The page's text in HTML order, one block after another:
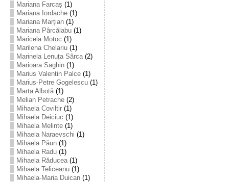
Mariana Farcaș (1)
Mariana Iordache(1)
Mariana Marțian(1)
Mariana Pârcălabu(1)
Maricela Motoc (1)
Marilena Chelariu(1)
Marinela Lenuța Sârca(2)
Marioara Saghin(1)
Marius Valentin Palce(1)
Marius-Petre Gogelescu(1)
Marta Albotă(1)
Melian Petrache(2)
Mihaela Coviltir(1)
Mihaela Deiciuc (1)
Mihaela Melinte(1)
Mihaela Naraevschi (1)
Mihaela Păun(1)
Mihaela Radu(1)
Mihaela Răducea(1)
Mihaela Teliceanu(1)
Mihaela-Maria Duican(1)